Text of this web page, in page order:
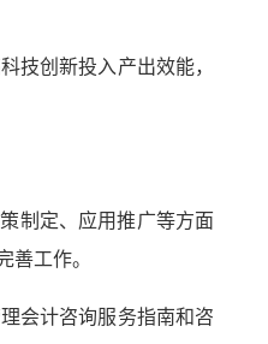
技创新投入产出效能，
制定、应用推广等方面
工作。
会计咨询服务指南和咨